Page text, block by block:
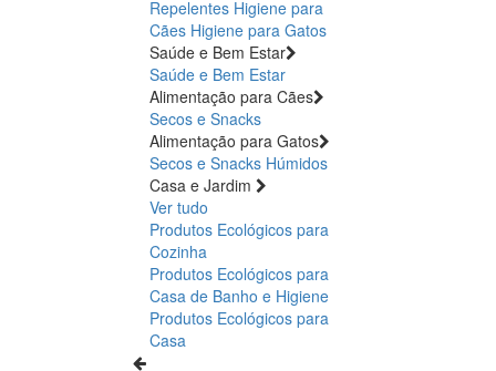
Repelentes Higiene para
Cães Higiene para Gatos
Saúde e Bem Estar
Saúde e Bem Estar
Alimentação para Cães
Secos e Snacks
Alimentação para Gatos
Secos e Snacks Húmidos
Casa e Jardim
Ver tudo
Produtos Ecológicos para
Cozinha
Produtos Ecológicos para
Casa de Banho e Higiene
Produtos Ecológicos para
Casa